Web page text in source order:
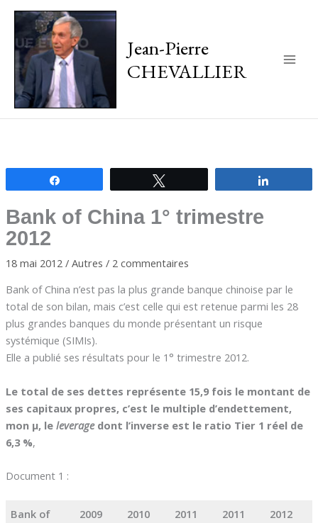
Jean-Pierre
CHEVALLIER
Bank of China 1° trimestre
2012
18 mai 2012 / Autres / 2 commentaires
Bank of China n’est pas la plus grande banque chinoise par le
total de son bilan, mais c’est celle qui est retenue parmi les 28
plus grandes banques du monde présentant un risque
systémique (SIMIs).
Elle a publié ses résultats pour le 1° trimestre 2012.
Le total de ses dettes représente 15,9 fois le montant de
ses capitaux propres, c’est le multiple d’endettement,
mon µ, le leveragedont l’inverse est le ratio Tier 1 réel de
6,3 %,
Document 1 :
Bank of
2009
2010
2011
2011
2012